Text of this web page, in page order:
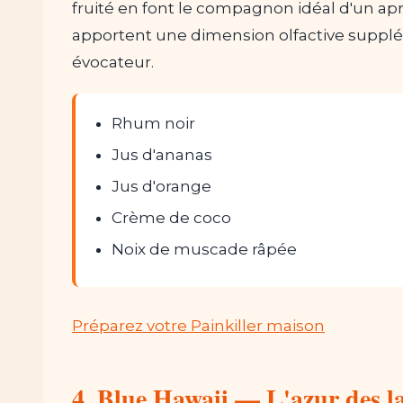
fruité en font le compagnon idéal d'un
apportent une dimension olfactive
évocateur.
Rhum noir
Jus d'ananas
Jus d'orange
Crème de coco
Noix de muscade râpée
Préparez votre Painkiller maison